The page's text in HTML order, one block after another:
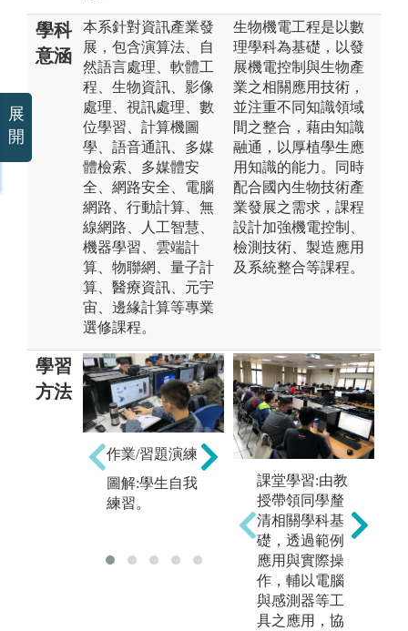
學科
意涵
本系針對資訊產業發
展，包含演算法、自
然語言處理、軟體工
程、生物資訊、影像
處理、視訊處理、數
位學習、計算機圖
學、語音通訊、多媒
體檢索、多媒體安
全、網路安全、電腦
網路、行動計算、無
線網路、人工智慧、
機器學習、雲端計
算、物聯網、量子計
算、醫療資訊、元宇
宙、邊緣計算等專業
選修課程。
生物機電工程是以數
理學科為基礎，以發
展機電控制與生物產
業之相關應用技術，
並注重不同知識領域
間之整合，藉由知識
融通，以厚植學生應
用知識的能力。同時
配合國內生物技術產
業發展之需求，課程
設計加強機電控制、
檢測技術、製造應用
及系統整合等課程。
學習
方法
作業/習題演練
圖解:學生自我
練習。
操作/實作
圖解:電路設計
實作。
課堂學習:由教
授帶領同學釐
清相關學科基
礎，透過範例
應用與實際操
作，輔以電腦
與感測器等工
具之應用，協
展
開